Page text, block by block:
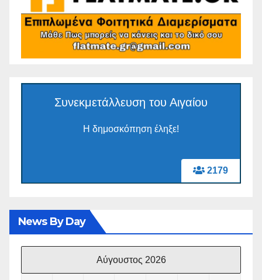
2179
Συνεκμετάλλευση του Αιγαίου
Η δημοσκόπηση έληξε!
News By Day
Αύγουστος 2026